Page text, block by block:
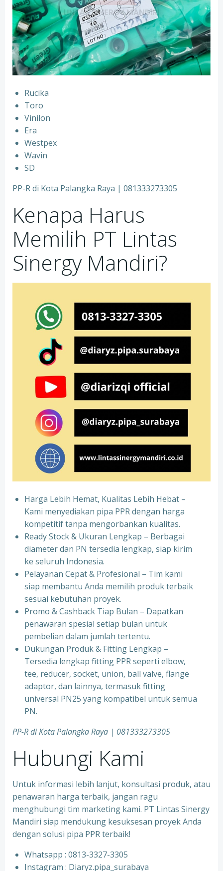
Rucika
⁠Toro
⁠Vinilon
⁠Era
⁠Westpex
⁠Wavin
⁠SD
PP-R di Kota Palangka Raya | 081333273305
Kenapa Harus
Memilih PT Lintas
Sinergy Mandiri?
Harga Lebih Hemat, Kualitas Lebih Hebat –
Kami menyediakan pipa PPR dengan harga
kompetitif tanpa mengorbankan kualitas.
⁠Ready Stock & Ukuran Lengkap – Berbagai
diameter dan PN tersedia lengkap, siap kirim
ke seluruh Indonesia.
⁠Pelayanan Cepat & Profesional – Tim kami
siap membantu Anda memilih produk terbaik
sesuai kebutuhan proyek.
⁠Promo & Cashback Tiap Bulan – Dapatkan
penawaran spesial setiap bulan untuk
pembelian dalam jumlah tertentu.
⁠Dukungan Produk & Fitting Lengkap –
Tersedia lengkap fitting PPR seperti elbow,
tee, reducer, socket, union, ball valve, flange
adaptor, dan lainnya, termasuk fitting
universal PN25 yang kompatibel untuk semua
PN.
PP-R di KotaPalangka Raya | 081333273305
Hubungi Kami
Untuk informasi lebih lanjut, konsultasi produk, atau
penawaran harga terbaik, jangan ragu
menghubungi tim marketing kami. PT Lintas Sinergy
Mandiri siap mendukung kesuksesan proyek Anda
dengan solusi pipa PPR terbaik!
Whatsapp : 0813-3327-3305
⁠Instagram : Diaryz.pipa_surabaya